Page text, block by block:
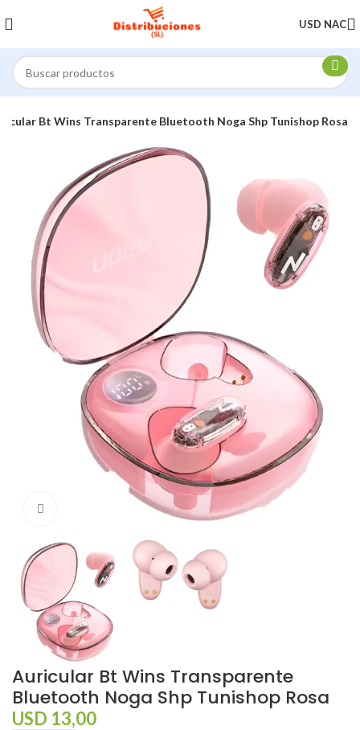
USD NAC
Bt Wins Transparente Bluetooth Noga Shp Tunishop Rosa
Auricular Bt Wins Transparente
Bluetooth Noga Shp Tunishop Rosa
USD 13,00